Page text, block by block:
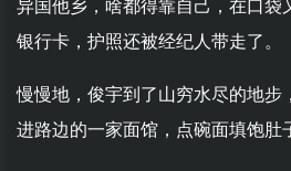
异国他乡，啥都得靠自己，在口袋
银行卡，护照还被经纪人带走了。
慢慢地，俊宇到了山穷水尽的地步
进路边的一家面馆，点碗面填饱肚